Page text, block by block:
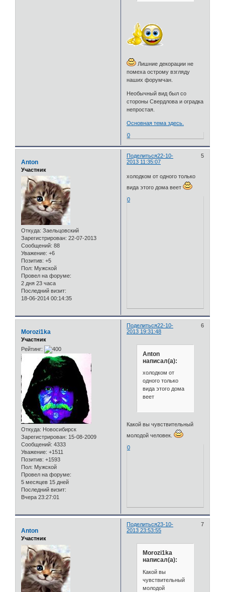
Лишние декорации не
помеха острому взгляду
наших форумчан.
Необычный вид был со
стороны Свердлова и оградка
непростая.
Основная тема здесь.
0
Поделиться 5
22-10-
2013 11:35:07
Anton
Участник
Откуда: Заельцовский
Зарегистрирован: 22-07-2013
Сообщений: 88
Уважение: +6
Позитив: +5
Пол: Мужской
Провел на форуме:
2 дня 23 часа
Последний визит:
18-06-2014 00:14:35
холодком от одного только
вида этого дома веет
0
Поделиться 6
22-10-
2013 19:31:48
Morozi1ka
Участник
Рейтинг:
Откуда: Новосибирск
Зарегистрирован: 15-08-2009
Сообщений: 4333
Уважение: +1511
Позитив: +1593
Пол: Мужской
Провел на форуме:
5 месяцев 15 дней
Последний визит:
Вчера 23:27:01
Anton
написал(а):
холодком от
одного только
вида этого дома
веет
Какой вы чувствительный
молодой человек.
0
Поделиться 7
23-10-
2013 23:53:55
Anton
Участник
Morozi1ka
написал(а):
Какой вы
чувствительный
молодой